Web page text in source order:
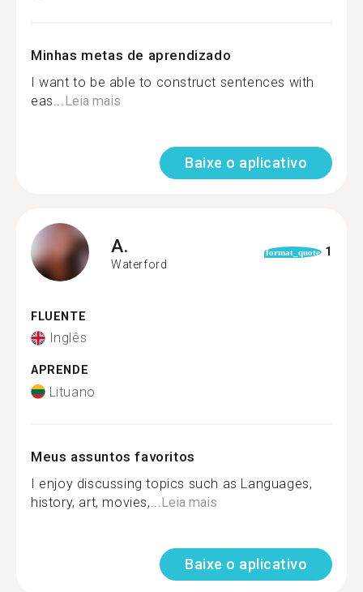
Minhas metas de aprendizado
I want to be able to construct sentences with
eas... Leia mais
Baixe o aplicativo
A.
Waterford
format_quote 1
FLUENTE
Inglês
APRENDE
Lituano
Meus assuntos favoritos
I enjoy discussing topics such as Languages,
history, art, movies,... Leia mais
Baixe o aplicativo